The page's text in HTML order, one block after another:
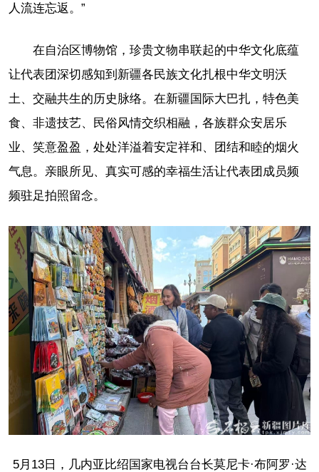
人流连忘返。”
在自治区博物馆，珍贵文物串联起的中华文化底蕴
让代表团深切感知到新疆各民族文化扎根中华文明沃
土、交融共生的历史脉络。在新疆国际大巴扎，特色美
食、非遗技艺、民俗风情交织相融，各族群众安居乐
业、笑意盈盈，处处洋溢着安定祥和、团结和睦的烟火
气息。亲眼所见、真实可感的幸福生活让代表团成员频
频驻足拍照留念。
5月13日，几内亚比绍国家电视台台长莫尼卡·布阿罗·达